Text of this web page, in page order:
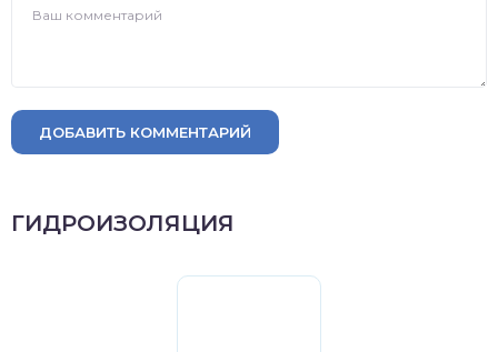
ДОБАВИТЬ КОММЕНТАРИЙ
ГИДРОИЗОЛЯЦИЯ